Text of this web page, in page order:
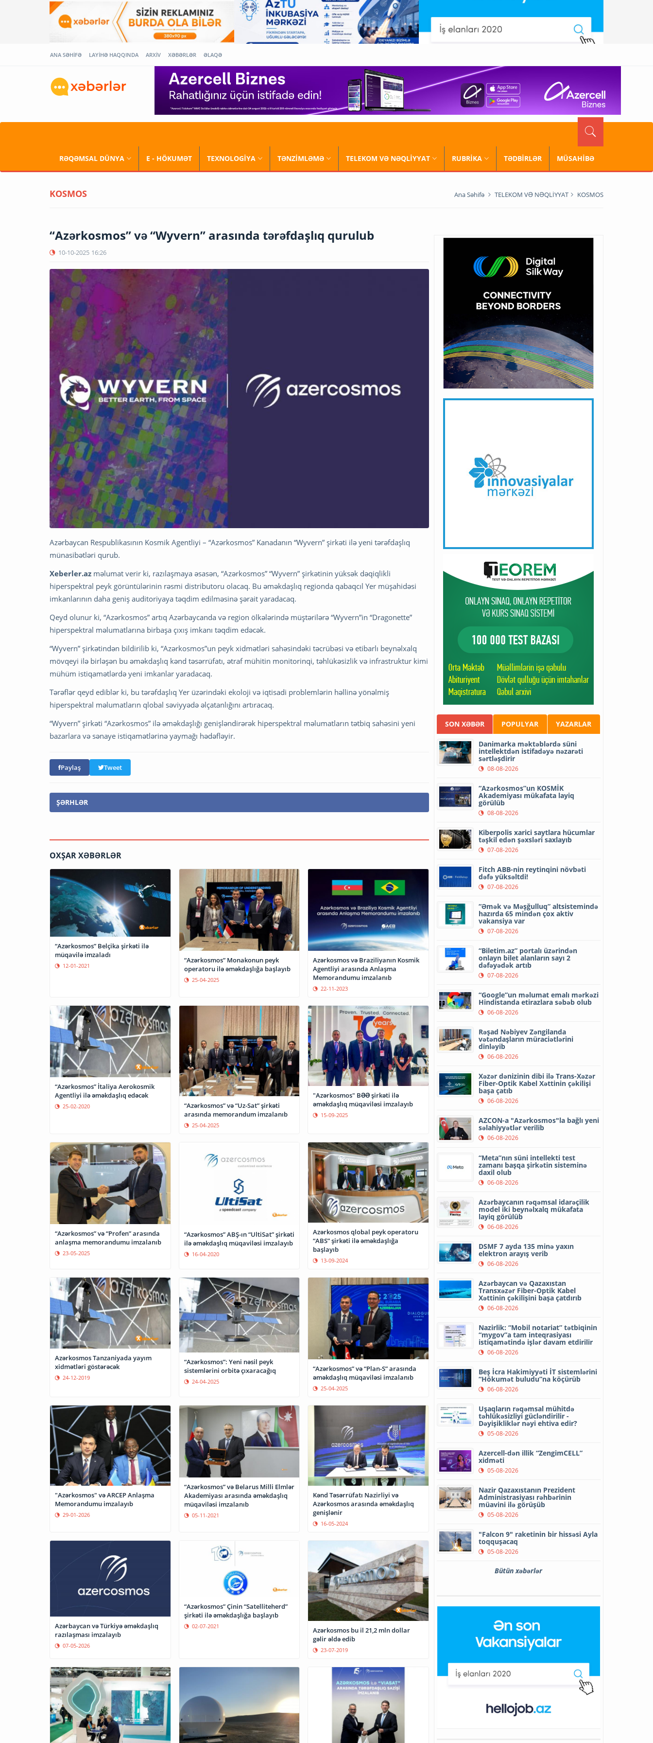
ANA SƏHİFƏ LAYİHƏ HAQQINDA ARXİV XƏBƏRLƏR ƏLAQƏ
RƏQƏMSAL DÜNYA E - HÖKUMƏT TEXNOLOGİYA TƏNZİMLƏMƏ TELEKOM VƏ NƏQLİYYAT RUBRİKA TƏDBİRLƏR MÜSAHİBƏ
KOSMOS Ana Səhifə TELEKOM VƏ NƏQLİYYAT KOSMOS
“Azərkosmos” və “Wyvern” arasında tərəfdaşlıq qurulub
10-10-2025 16:26
Azərbaycan Respublikasının Kosmik Agentliyi – “Azərkosmos” Kanadanın “Wyvern” şirkəti ilə yeni tərəfdaşlıq
münasibətləri qurub.
Xeberler.az məlumat verir ki, razılaşmaya əsasən, “Azərkosmos” “Wyvern” şirkətinin yüksək dəqiqlikli
hiperspektral peyk görüntülərinin rəsmi distributoru olacaq. Bu əməkdaşlıq regionda qabaqcıl Yer müşahidəsi
imkanlarının daha geniş auditoriyaya təqdim edilməsinə şərait yaradacaq.
Qeyd olunur ki, “Azərkosmos” artıq Azərbaycanda və region ölkələrində müştərilərə “Wyvern”in “Dragonette”
hiperspektral məlumatlarına birbaşa çıxış imkanı təqdim edəcək.
“Wyvern” şirkətindən bildirilib ki, “Azərkosmos”un peyk xidmətləri sahəsindəki təcrübəsi və etibarlı beynəlxalq
mövqeyi ilə birləşən bu əməkdaşlıq kənd təsərrüfatı, ətraf mühitin monitorinqi, təhlükəsizlik və infrastruktur kimi
mühüm istiqamətlərdə yeni imkanlar yaradacaq.
Tərəflər qeyd ediblər ki, bu tərəfdaşlıq Yer üzərindəki ekoloji və iqtisadi problemlərin həllinə yönəlmiş
hiperspektral məlumatların qlobal səviyyədə əlçatanlığını artıracaq.
“Wyvern” şirkəti “Azərkosmos” ilə əməkdaşlığı genişləndirərək hiperspektral məlumatların tətbiq sahəsini yeni
bazarlara və sənaye istiqamətlərinə yaymağı hədəfləyir.
Paylaş Tweet
ŞƏRHLƏR
OXŞAR XƏBƏRLƏR
“Azərkosmos” Belçika şirkəti ilə
müqavilə imzaladı
12-01-2021
“Azərkosmos” Monakonun peyk
operatoru ilə əməkdaşlığa başlayıb
25-04-2025
Azərkosmos və Braziliyanın Kosmik
Agentliyi arasında Anlaşma
Memorandumu imzalanıb
22-11-2023
“Azərkosmos” İtaliya Aerokosmik
Agentliyi ilə əməkdaşlıq edəcək
25-02-2020
“Azərkosmos” və “Uz-Sat” şirkəti
arasında memorandum imzalanıb
25-04-2025
"Azərkosmos" BƏƏ şirkəti ilə
əməkdaşlıq müqaviləsi imzalayıb
15-09-2025
“Azərkosmos” və “Profen” arasında
anlaşma memorandumu imzalanıb
23-05-2025
“Azərkosmos” ABŞ-ın “UltiSat” şirkəti
ilə əməkdaşlıq müqaviləsi imzalayıb
16-04-2020
Azərkosmos qlobal peyk operatoru
“ABS” şirkəti ilə əməkdaşlığa
başlayıb
13-09-2024
Azərkosmos Tanzaniyada yayım
xidmətləri göstərəcək
24-12-2019
“Azərkosmos”: Yeni nəsil peyk
sistemlərini orbitə çıxaracağıq
24-04-2025
“Azərkosmos” və “Plan-S” arasında
əməkdaşlıq müqaviləsi imzalanıb
25-04-2025
"Azərkosmos" və ARCEP Anlaşma
Memorandumu imzalayıb
29-01-2026
“Azərkosmos” və Belarus Milli Elmlər
Akademiyası arasında əməkdaşlıq
müqaviləsi imzalanıb
05-11-2021
Kənd Təsərrüfatı Nazirliyi və
Azərkosmos arasında əməkdaşlıq
genişlənir
16-05-2024
Azərbaycan və Türkiyə əməkdaşlıq
razılaşması imzalayıb
07-05-2026
“Azərkosmos” Çinin “Satelliteherd”
şirkəti ilə əməkdaşlığa başlayıb
02-07-2021
Azərkosmos bu il 21,2 mln dollar
gəlir əldə edib
23-07-2019
SON XƏBƏR POPULYAR YAZARLAR
Danimarka məktəblərdə süni
intellektdən istifadəyə nəzarəti
sərtləşdirir
08-08-2026
“Azərkosmos”un KOSMİK
Akademiyası mükafata layiq
görülüb
08-08-2026
Kiberpolis xarici saytlara hücumlar
təşkil edən şəxsləri saxlayıb
07-08-2026
Fitch ABB-nin reytinqini növbəti
dəfə yüksəltdi!
07-08-2026
“Əmək və Məşğulluq” altsistemində
hazırda 65 mindən çox aktiv
vakansiya var
07-08-2026
“Biletim.az” portalı üzərindən
onlayn bilet alanların sayı 2
dəfəyədək artıb
07-08-2026
“Google”un məlumat emalı mərkəzi
Hindistanda etirazlara səbəb olub
06-08-2026
Rəşad Nəbiyev Zəngilanda
vətəndaşların müraciətlərini
dinləyib
06-08-2026
Xəzər dənizinin dibi ilə Trans-Xəzər
Fiber-Optik Kabel Xəttinin çəkilişi
başa çatıb
06-08-2026
AZCON-a "Azərkosmos"la bağlı yeni
səlahiyyətlər verilib
06-08-2026
“Meta”nın süni intellekti test
zamanı başqa şirkətin sisteminə
daxil olub
06-08-2026
Azərbaycanın rəqəmsal idarəçilik
model iki beynəlxalq mükafata
layiq görülüb
06-08-2026
DSMF 7 ayda 135 minə yaxın
elektron arayış verib
06-08-2026
Azərbaycan və Qazaxıstan
Transxəzər Fiber-Optik Kabel
Xəttinin çəkilişini başa çatdırıb
06-08-2026
Nazirlik: “Mobil notariat” tətbiqinin
“mygov”a tam inteqrasiyası
istiqamətində işlər davam etdirilir
06-08-2026
Beş İcra Hakimiyyəti İT sistemlərini
“Hökumət buludu”na köçürüb
06-08-2026
Uşaqların rəqəmsal mühitdə
təhlükəsizliyi gücləndirilir -
Dəyişikliklər nəyi ehtiva edir?
05-08-2026
Azercell-dən illik “ZengimCELL”
xidməti
05-08-2026
Nazir Qazaxıstanın Prezident
Administrasiyası rəhbərinin
müavini ilə görüşüb
05-08-2026
"Falcon 9" raketinin bir hissəsi Ayla
toqquşacaq
05-08-2026
Bütün xəbərlər